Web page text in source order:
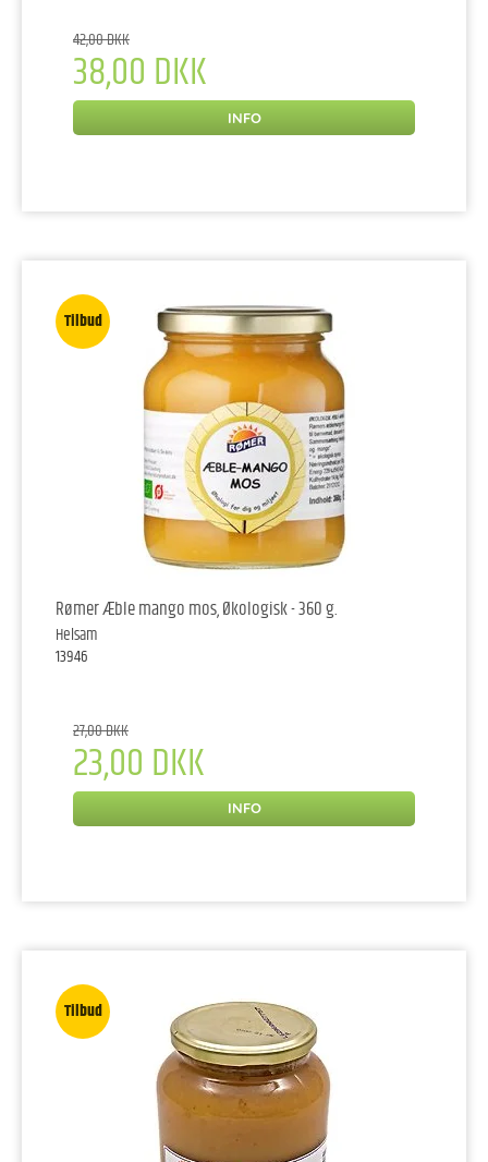
42,00 DKK
38,00 DKK
INFO
Tilbud
Rømer Æble mango mos, Økologisk - 360 g.
Helsam
13946
27,00 DKK
23,00 DKK
INFO
Tilbud